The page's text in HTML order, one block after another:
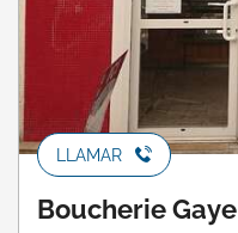
LLAMAR
Boucherie Gaye